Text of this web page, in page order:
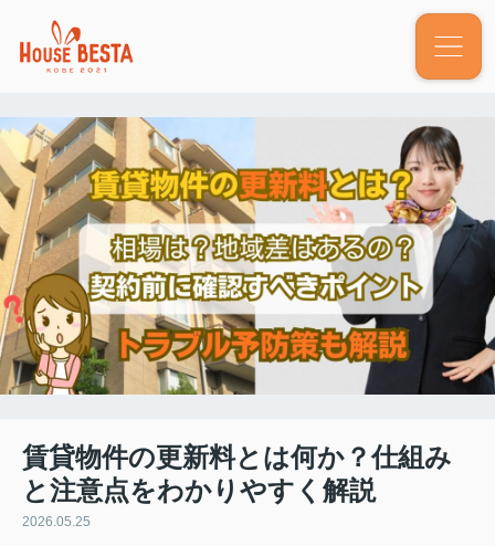
賃貸物件の更新料とは何か？仕組み
と注意点をわかりやすく解説
2026.05.25